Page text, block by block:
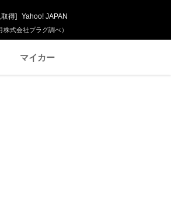
式会社プラグ調べ）
得] Yahoo! JAPAN
マイカー